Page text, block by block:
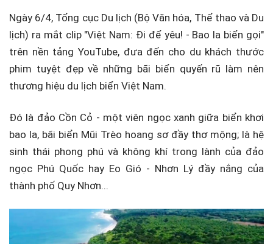
Ngày 6/4, Tổng cục Du lịch (Bộ Văn hóa, Thể thao và Du
lịch) ra mắt clip "Việt Nam: Đi để yêu! - Bao la biển gọi"
trên nền tảng YouTube, đưa đến cho du khách thước
phim tuyệt đẹp về những bãi biển quyến rũ làm nên
thương hiệu du lịch biển Việt Nam.
Đó là đảo Cồn Cỏ - một viên ngọc xanh giữa biển khơi
bao la, bãi biển Mũi Trèo hoang sơ đầy thơ mộng; là hệ
sinh thái phong phú và không khí trong lành của đảo
ngọc Phú Quốc hay Eo Gió - Nhơn Lý đầy nắng của
thành phố Quy Nhơn...